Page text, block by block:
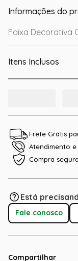
Informações do
Faixa Decorativa
Itens Inclusos
Frete Grátis
Atendimento
Compra segura
Está
Fale conosco
Compartilhar